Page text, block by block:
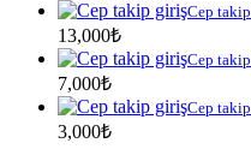
Cep
13,000₺
Cep
7,000₺
Cep
3,000₺